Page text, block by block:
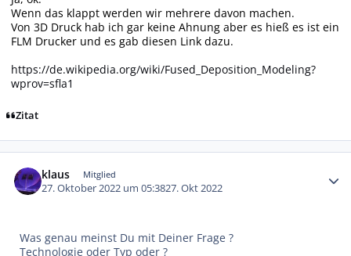
Wenn das klappt werden wir mehrere davon machen.
Von 3D Druck hab ich gar keine Ahnung aber es hieß es ist ein
FLM Drucker und es gab diesen Link dazu.
https://de.wikipedia.org/wiki/Fused_Deposition_Modeling?
wprov=sfla1
Zitat
klaus Mitglied
27. Oktober 2022 um 05:3827. Okt 2022
Was genau meinst Du mit Deiner Frage ?
Technologie oder Typ oder ?